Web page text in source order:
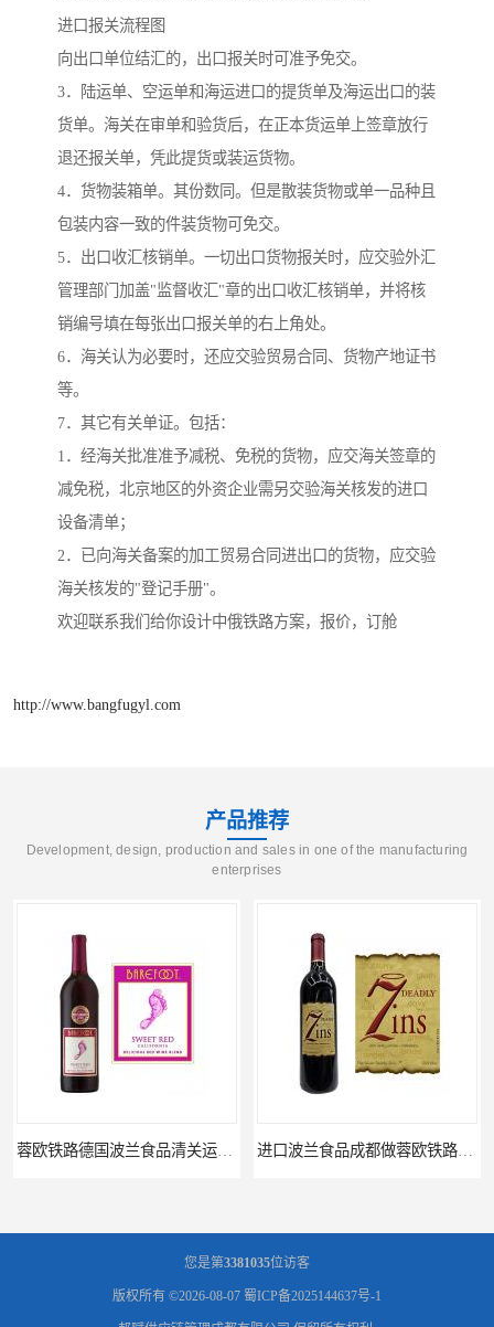
进口报关流程图
向出口单位结汇的，出口报关时可准予免交。
3．陆运单、空运单和海运进口的提货单及海运出口的装
货单。海关在审单和验货后，在正本货运单上签章放行
退还报关单，凭此提货或装运货物。
4．货物装箱单。其份数同。但是散装货物或单一品种且
包装内容一致的件装货物可免交。
5．出口收汇核销单。一切出口货物报关时，应交验外汇
管理部门加盖"监督收汇"章的出口收汇核销单，并将核
销编号填在每张出口报关单的右上角处。
6．海关认为必要时，还应交验贸易合同、货物产地证书
等。
7．其它有关单证。包括：
1．经海关批准准予减税、免税的货物，应交海关签章的
减免税，北京地区的外资企业需另交验海关核发的进口
设备清单；
2．已向海关备案的加工贸易合同进出口的货物，应交验
海关核发的"登记手册"。
欢迎联系我们给你设计中俄铁路方案，报价，订舱
http://www.bangfugyl.com
产品推荐
Development, design, production and sales in one of the manufacturing
enterprises
您是第3381035位访客
版权所有 ©2026-08-07 蜀ICP备2025144637号-1